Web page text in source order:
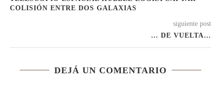
COLISIÓN ENTRE DOS GALAXIAS
siguiente post
… DE VUELTA…
DEJÁ UN COMENTARIO